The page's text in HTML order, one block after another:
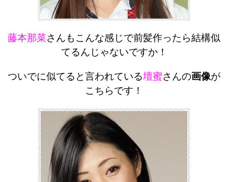
藤本那菜さんもこんな感じで前髪作ったら結構似
てるんじゃないですか！
ついでに似てると言われている壇蜜さんの画像が
こちらです！